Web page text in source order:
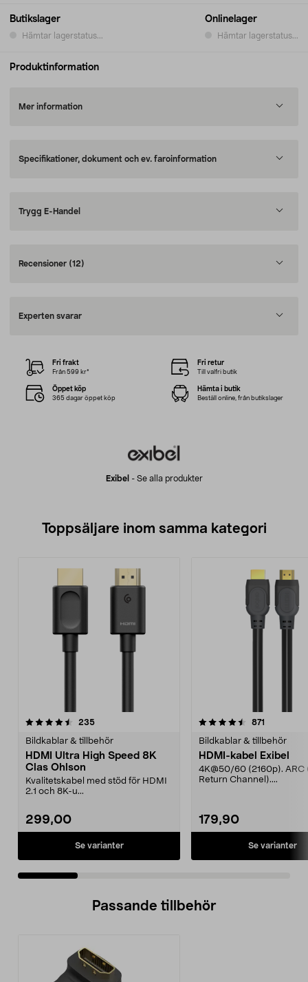
Butikslager
Hämtar lagerstatus...
Onlinelager
Hämtar lagerstatus...
Produktinformation
Mer information
Specifikationer, dokument och ev. faroinformation
Trygg E-Handel
Recensioner (12)
Experten svarar
Exibel - Se alla produkter
Fri frakt
Från 599 kr*
Fri retur
Till valfri butik
Öppet köp
365 dagar öppet köp
Hämta i butik
Beställ online, från butikslager
Toppsäljare inom samma kategori
235recensioner
Bildkablar & tillbehör
HDMI Ultra High Speed 8K
Clas Ohlson
Kvalitetskabel med stöd för HDMI
2.1 och 8K-u...
299,00
Se varianter
4.5 av 5 stjärnor 871
Bildkablar & tillbehör
HDMI-kabel Exibel
4K@50/60 (2160p). ARC
Return Channel)....
179,90
Se varianter
4.5 av 5 stjärnor
Passande tillbehör